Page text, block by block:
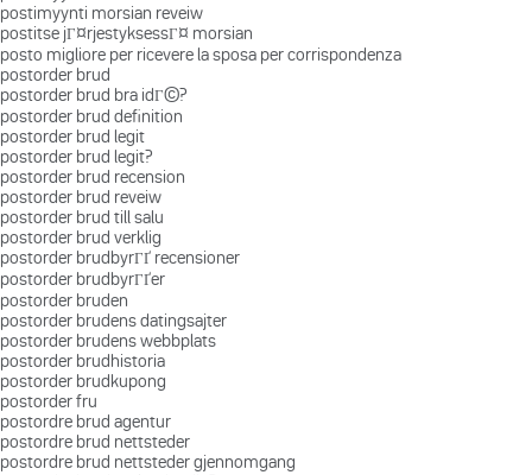
postimyynti morsian reveiw
postitse jГ¤rjestyksessГ¤ morsian
posto migliore per ricevere la sposa per corrispondenza
postorder brud
postorder brud bra idГ©?
postorder brud definition
postorder brud legit
postorder brud legit?
postorder brud recension
postorder brud reveiw
postorder brud till salu
postorder brud verklig
postorder brudbyrГҐ recensioner
postorder brudbyrГҐer
postorder bruden
postorder brudens datingsajter
postorder brudens webbplats
postorder brudhistoria
postorder brudkupong
postorder fru
postordre brud agentur
postordre brud nettsteder
postordre brud nettsteder gjennomgang